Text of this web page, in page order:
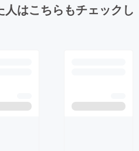
はこちらもチェックし